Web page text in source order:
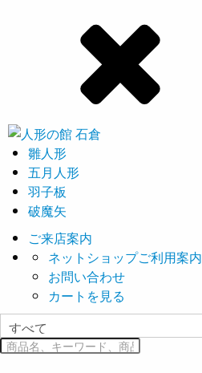
雛人形
五月人形
羽子板
破魔矢
ご来店案内
ネットショップご利用案内
お問い合わせ
カートを見る